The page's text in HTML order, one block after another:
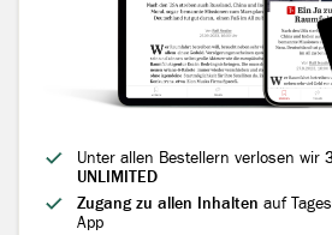
Unter allen Bestellern verlosen wir
UNLIMITED
Zugang zu allen Inhalten auf
App